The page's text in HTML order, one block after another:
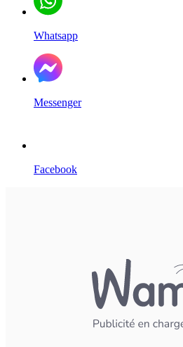
Whatsapp
Messenger
Facebook